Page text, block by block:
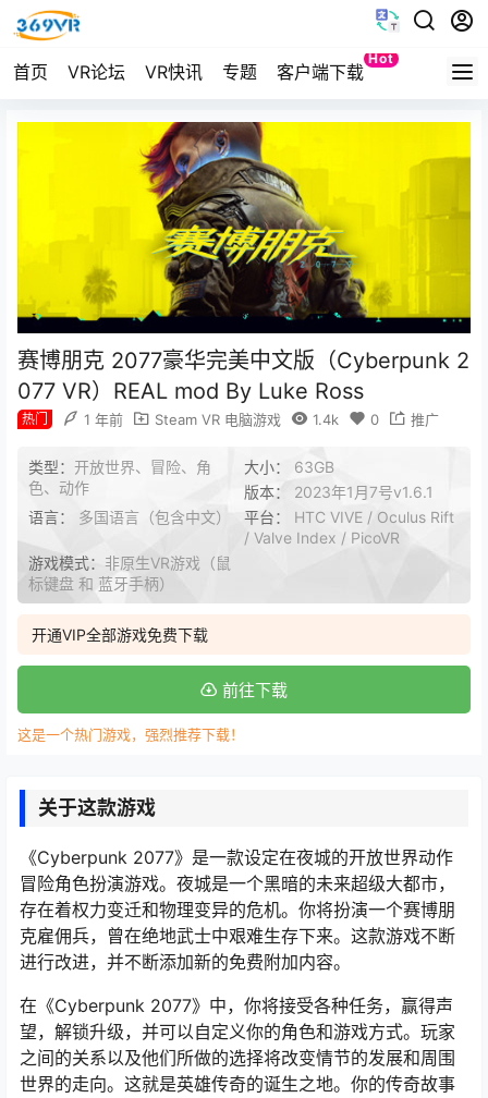
首页 VR论坛 VR快讯 专题 客户端下载
Hot
Quest
赛博朋克 2077豪华完美中文版（Cyberpunk 2
077 VR）REAL mod By Luke Ross
热门 1 年前 Steam VR 电脑游戏 1.4k 0 推广
类型： 开放世界、冒险、角
色、动作
大小： 63GB
版本： 2023年1月7号v1.6.1
语言： 多国语言（包含中文） 平台： HTC VIVE / Oculus Rift
/ Valve Index / PicoVR
游戏模式： 非原生VR游戏（鼠
标键盘 和 蓝牙手柄）
开通VIP全部游戏免费下载
前往下载
这是一个热门游戏，强烈推荐下载！
关于这款游戏
《Cyberpunk 2077》是一款设定在夜城的开放世界动作
冒险角色扮演游戏。夜城是一个黑暗的未来超级大都市，
存在着权力变迁和物理变异的危机。你将扮演一个赛博朋
克雇佣兵，曾在绝地武士中艰难生存下来。这款游戏不断
进行改进，并不断添加新的免费附加内容。
在《Cyberpunk 2077》中，你将接受各种任务，赢得声
望，解锁升级，并可以自定义你的角色和游戏方式。玩家
之间的关系以及他们所做的选择将改变情节的发展和周围
世界的走向。这就是英雄传奇的诞生之地。你的传奇故事